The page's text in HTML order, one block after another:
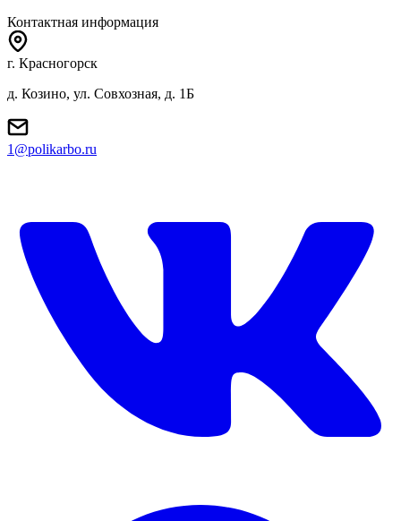
Контактная информация
г. Красногорск
д. Козино, ул. Совхозная, д. 1Б
1@polikarbo.ru